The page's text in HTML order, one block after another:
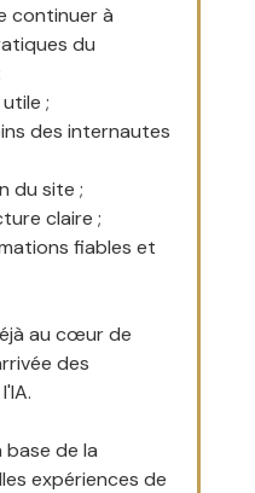
continuer à
du
;
des internautes
du site ;
claire ;
fiables et
au cœur de
des
de la
expériences de